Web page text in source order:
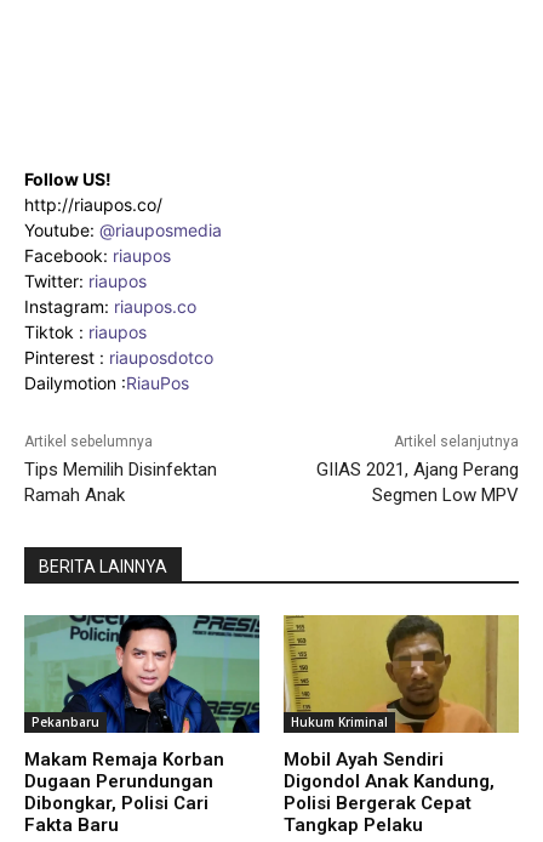
Follow US!
http://riaupos.co/
Youtube: @riauposmedia
Facebook: riaupos
Twitter: riaupos
Instagram: riaupos.co
Tiktok : riaupos
Pinterest : riauposdotco
Dailymotion :RiauPos
Artikel sebelumnya
Tips Memilih Disinfektan
Ramah Anak
Artikel selanjutnya
GIIAS 2021, Ajang Perang
Segmen Low MPV
BERITA LAINNYA
Pekanbaru
Makam Remaja Korban
Dugaan Perundungan
Dibongkar, Polisi Cari
Fakta Baru
Hukum Kriminal
Mobil Ayah Sendiri
Digondol Anak Kandung,
Polisi Bergerak Cepat
Tangkap Pelaku